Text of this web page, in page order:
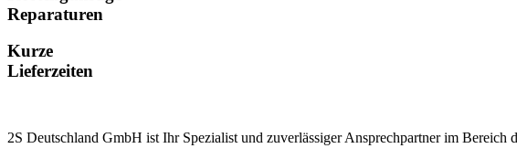
Reparaturen
Kurze
Lieferzeiten
2S Deutschland GmbH ist Ihr Spezialist und zuverlässiger Ansprechpartner im